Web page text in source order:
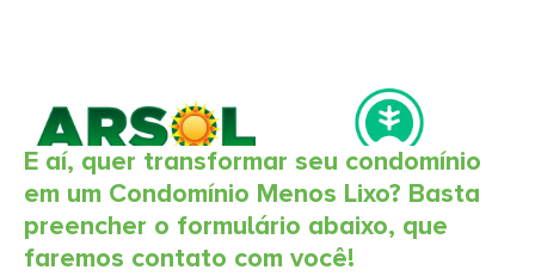
E aí, quer transformar seu condomínio
em um Condomínio Menos Lixo? Basta
preencher o formulário abaixo, que
faremos contato com você!